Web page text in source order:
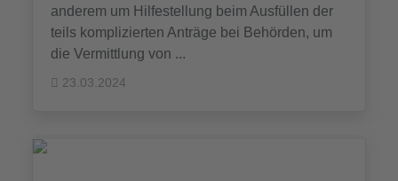
anderem um Hilfestellung beim Ausfüllen der
teils komplizierten Anträge bei Behörden, um
die Vermittlung von ...
23.03.2024